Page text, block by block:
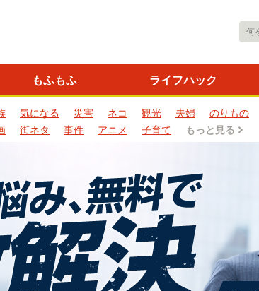
もふもふ ライフハック
気になる 災害 ネコ 観光 夫婦 のりもの
街ネタ 事件 アニメ 子育て もっと見る